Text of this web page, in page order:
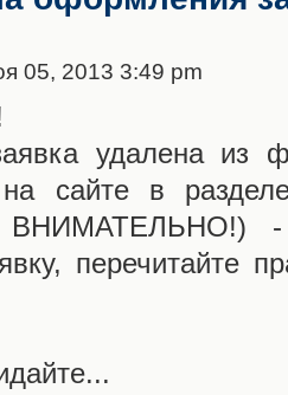
05, 2013 3:49 pm
удалена из
сайте в
перечитайте